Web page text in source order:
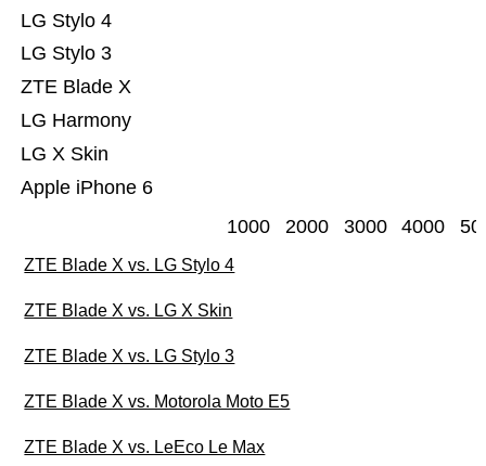
Apple iPhone 6
LG X Skin
LG Harmony
ZTE Blade X
LG Stylo 3
LG Stylo 4
1000 2000 3000 4000
ZTE Blade X vs. LG Stylo 4
ZTE Blade X vs. LG X Skin
ZTE Blade X vs. LG Stylo 3
ZTE Blade X vs. Motorola Moto E5
ZTE Blade X vs. LeEco Le Max